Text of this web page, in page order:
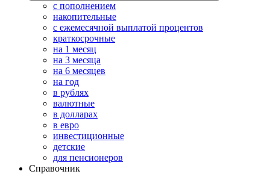
с пополнением
накопительные
с ежемесячной выплатой процентов
краткосрочные
на 1 месяц
на 3 месяца
на 6 месяцев
на год
в рублях
валютные
в долларах
в евро
инвестиционные
детские
для пенсионеров
Справочник